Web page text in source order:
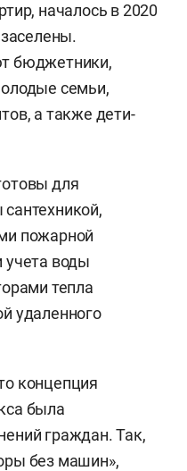
началось в 2020
бюджетники,
семьи,
а также дети-
для
пожарной
учета воды
тепла
удаленного
концепция
была
граждан. Так,
без машин»,